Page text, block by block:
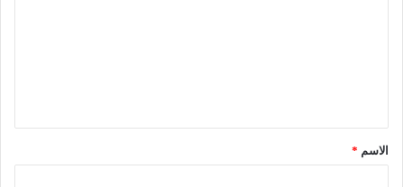
ق
*
الاسم *